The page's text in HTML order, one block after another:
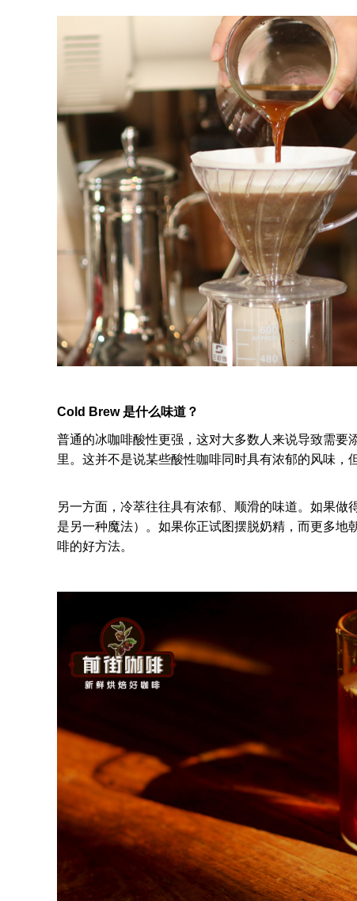
Cold Brew 是什么味道？
普通的冰咖啡酸性更强，这对大多数人来说导致需要
里。这并不是说某些酸性咖啡同时具有浓郁的风味，
另一方面，冷萃往往具有浓郁、顺滑的味道。如果
是另一种魔法）。如果你正试图摆脱奶精，而更多
啡的好方法。